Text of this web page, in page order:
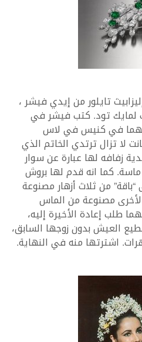
، تزوجت إليزابيث تايلور من إيدي فيشر ،
لمايك تود. كتب فيشر في
في كنيس في لاس
لا تزال ترتدي الخاتم الذي
زفافه لها عبارة عن سوار
عيار 40 قيراطًا ومرصعًا بـ 50 ماسة. كما انه قدم لها بروش
من ثلاث أزهار مصنوعة
مصنوعة من الماس
طلب إعادة الأخيرة إليه،
العيش بدون زوجها السابق،
اشترتها منه في النهاية.